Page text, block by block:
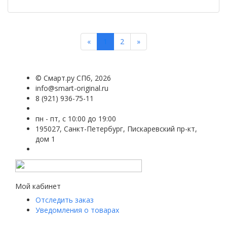
«Previous
1 2 »Next
© Смарт.ру СПб, 2026
info@smart-original.ru
8 (921) 936-75-11
пн - пт, с 10:00 до 19:00
195027, Санкт-Петербург, Пискаревский пр-кт,
дом 1
Мой кабинет
Отследить заказ
Уведомления о товарах